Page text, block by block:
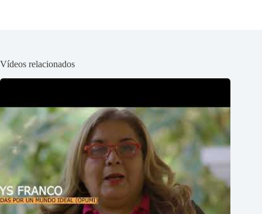
Vídeos relacionados